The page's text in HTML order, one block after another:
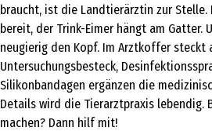
braucht, ist die Landtierärztin zur Stelle.
bereit, der Trink-Eimer hängt am Gatter.
neugierig den Kopf. Im Arztkoffer steckt
Untersuchungsbesteck,
Silikonbandagen ergänzen die
Details wird die Tierarztpraxis lebendig.
machen? Dann hilf mit!